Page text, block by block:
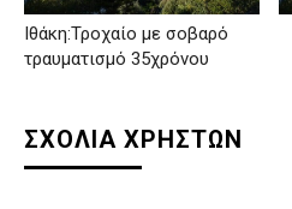
Ιθάκη:Τροχαίο με σοβαρό
τραυματισμό 35χρόνου
ΣΧΟΛΙΑ ΧΡΗΣΤΩΝ